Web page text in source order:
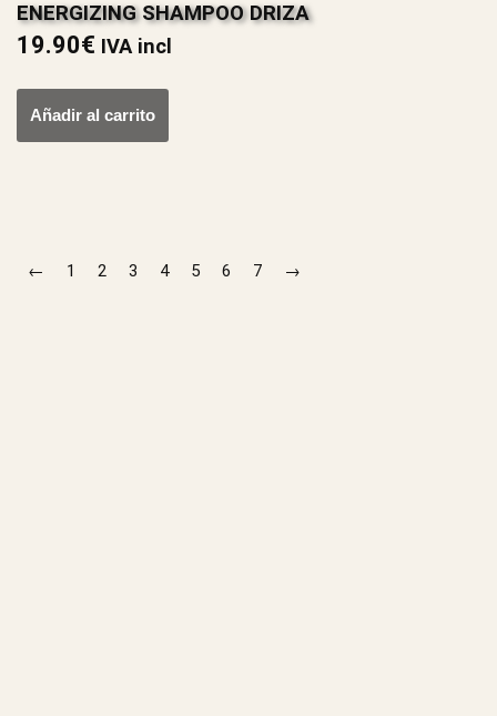
ENERGIZING SHAMPOO DRIZA
19.90€ IVA incl
Añadir al carrito
← 1 2 3 4 5 6 7 →